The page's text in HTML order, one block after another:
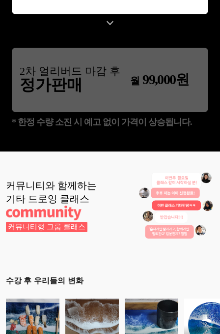
2차 얼리버드 마감 후
정가판매 월 99,000원
* 한정 수량 소진 시 예고 없이 가격이 상승됩니다.
커뮤니티와 함께하는
기타 드로잉 클래스
커뮤니티형 그룹 클래스
수강 후 우리들의 변화